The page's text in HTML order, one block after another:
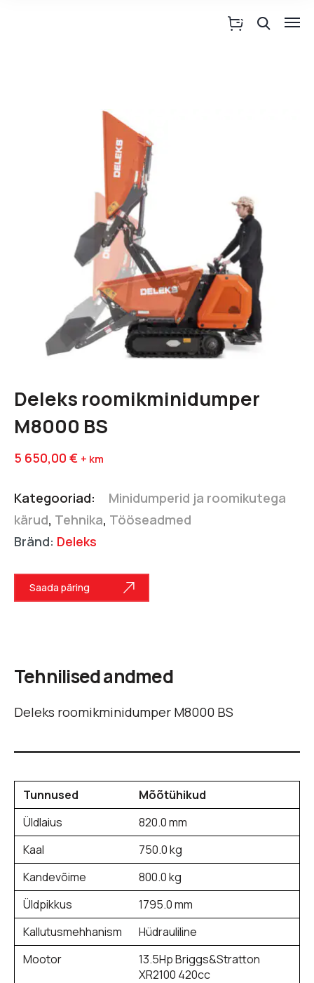
Deleks roomikminidumper
M8000 BS
5 650,00 € + km
Kategooriad:
Minidumperid ja roomikutega
kärud, Tehnika, Tööseadmed
Bränd: Deleks
Saada päring
Tehnilised andmed
Deleks roomikminidumper M8000 BS
Tunnused
Mõõtühikud
Üldlaius
820.0 mm
Kaal
750.0 kg
Kandevõime
800.0 kg
Üldpikkus
1795.0 mm
Kallutusmehhanism
Hüdrauliline
Mootor
13.5Hp Briggs&Stratton
XR2100 420cc